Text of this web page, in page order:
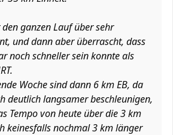
ganzen Lauf über sehr
und dann aber überrascht, dass
noch schneller sein konnte als
Woche sind dann 6 km EB, da
deutlich langsamer beschleunigen,
Tempo von heute über die 3 km
keinesfalls nochmal 3 km länger